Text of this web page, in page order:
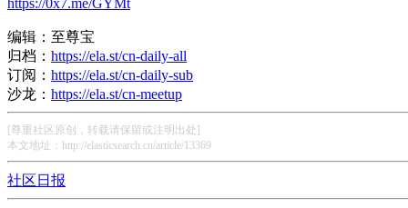
编辑：至尊宝
归档： https://ela.st/cn-daily-all
订阅： https://ela.st/cn-daily-sub
沙龙： https://ela.st/cn-meetup
[尊重社区原创，转载请保留或注明出处]
本文地址：http://elasticsearch.cn/article/13369
社区日报